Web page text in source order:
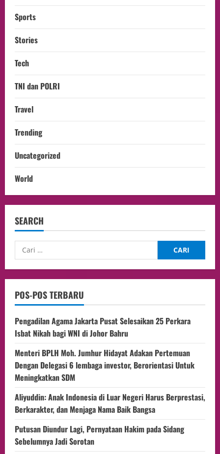
Sports
Stories
Tech
TNI dan POLRI
Travel
Trending
Uncategorized
World
SEARCH
POS-POS TERBARU
Pengadilan Agama Jakarta Pusat Selesaikan 25 Perkara
Isbat Nikah bagi WNI di Johor Bahru
Menteri BPLH Moh. Jumhur Hidayat Adakan Pertemuan
Dengan Delegasi 6 lembaga investor, Berorientasi Untuk
Meningkatkan SDM
Aliyuddin: Anak Indonesia di Luar Negeri Harus Berprestasi,
Berkarakter, dan Menjaga Nama Baik Bangsa
Putusan Diundur Lagi, Pernyataan Hakim pada Sidang
Sebelumnya Jadi Sorotan